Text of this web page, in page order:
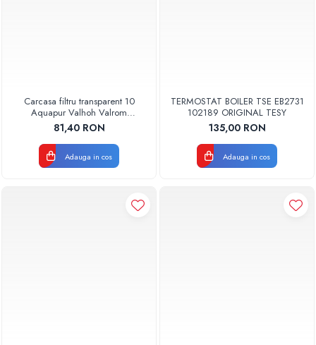
Carcasa filtru transparent 10
Aquapur Valhoh Valrom
AQUA00110001032
81,40 RON
Adauga in cos
TERMOSTAT BOILER TSE EB2731
102189 ORIGINAL TESY
135,00 RON
Adauga in cos